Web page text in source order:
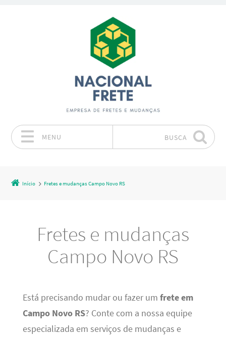
MENU BUSCA
Início Fretes e mudanças Campo Novo RS
Fretes e mudanças
Campo Novo RS
Está precisando mudar ou fazer um frete em
Campo Novo RS? Conte com a nossa equipe
especializada em serviços de mudanças e